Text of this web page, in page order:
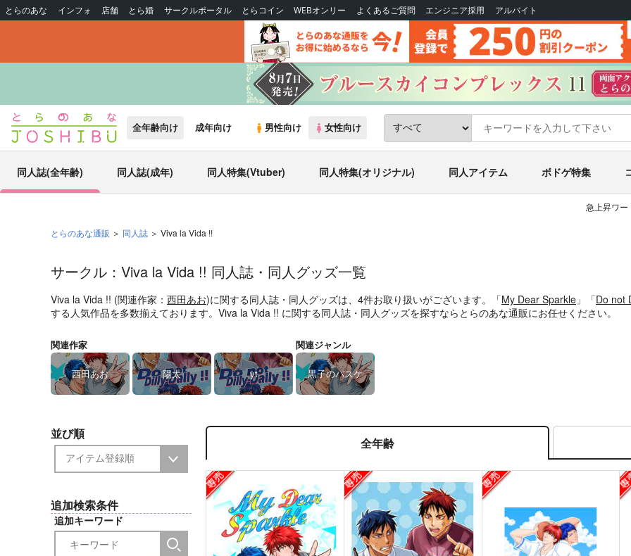
とらのあな インフォ 店舗 とら婚 サークルポータル とらコイン WEBオンリー よくあるご質問 エンジニア採用 アルバイト
全年齢向け 成年向け 男性向け 女性向け
同人誌(全年齢) 同人誌(成年) 同人特集(Vtuber) 同人特集(オリジナル) 同人アイテム ボドゲ特集
急上昇ワー
とらのあな通販 同人誌 Viva la Vida !!
サークル：Viva la Vida !! 同人誌・同人グッズ一覧
Viva la Vida !! (関連作家： 西田あお)に関する同人誌・同人グッズは、4件お取り扱いがございます。「My Dear Sparkle 」「Do not
する人気作品を多数揃えております。Viva la Vida !! に関する同人誌・同人グッズを探すならとらのあな通販にお任せください。
関連作家
西田あお 陽太 yt
関連ジャンル
黒子のバスケ
並び順
追加検索条件
追加キーワード
全年齢